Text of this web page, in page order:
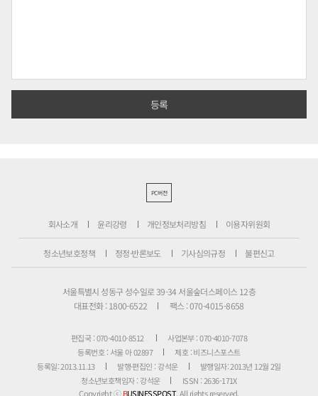
PC버전
회사소개 윤리강령 개인정보처리방침 이용자위원회
청소년보호정책 정정·반론보도 기사심의규정 불편신고
서울특별시 성동구 성수일로 39-34 서울숲더스페이스 12층
대표전화 : 1800-6522
팩스 : 070-4015-8658
편집국 : 070-4010-8512
사업본부 : 070-4010-7078
등록번호 : 서울 아 02897
제호 : 비즈니스포스트
등록일: 2013.11.13
발행·편집인 : 강석운
발행일자: 2013년 12월 2일
청소년보호책임자 : 강석운
ISSN : 2636-171X
Copyright ⓒBUSINESSPOST. All rights reserved.